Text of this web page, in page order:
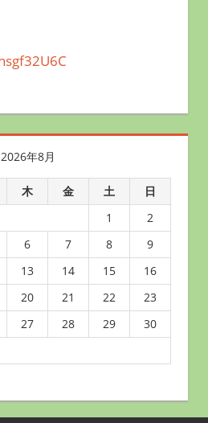
2026年8月
木 金 土
日
1
2
6 7 8
9
13 14 15
16
20 21 22
23
27 28 29
30